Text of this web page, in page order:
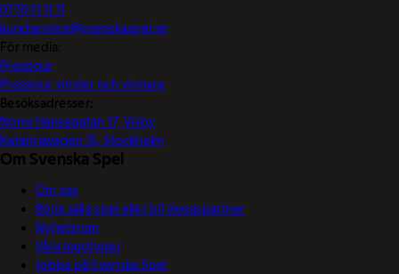
0770-11 11 11
kundservice@svenskaspel.se
För media:
Pressjour
Pressjour vinster och vinnare
Besöksadresser:
Norra Hansegatan 17, Visby
Katarinavägen 15, Stockholm
Om Svenska Spel
Om oss
Börja sälja spel eller bli Vegaspartner
Nyhetsrum
Våra logotyper
Jobba på Svenska Spel